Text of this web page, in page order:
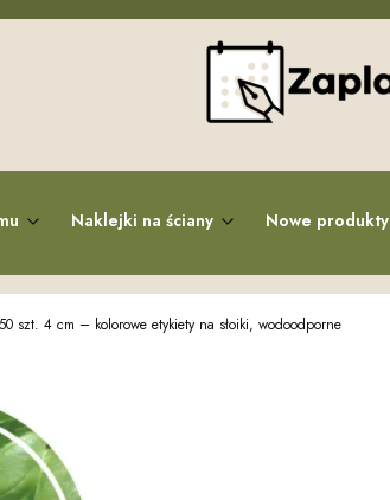
Naklejki na ściany Nowe produkty
szt. 4 cm – kolorowe etykiety na słoiki, wodoodporne